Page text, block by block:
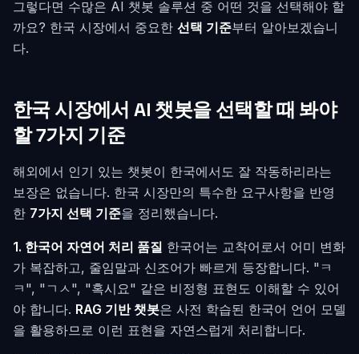
그렇다면 수많은 AI 챗봇 솔루션 중 어떤 것을 선택해야 할
까요? 한국 시장에서 중요한 선택 기준부터 알아보겠습니
다.
한국 시장에서 AI 챗봇을 선택할 때 봐야
할 7가지 기준
해외에서 인기 있는 챗봇이 한국에서도 잘 작동하리라는
보장은 없습니다. 한국 시장만의 특수한 요구사항을 반영
한 7가지 선택 기준을 정리했습니다.
1. 한국어 자연어 처리 품질 한국어는 교착어로서 어미 변화
가 복잡하고, 줄임말과 신조어가 빠르게 등장합니다. "ㅋ
ㅋ", "ㄱㅅ", "혹시요" 같은 비정형 표현도 이해할 수 있어
야 합니다. RAG 기반 챗봇은 사전 학습된 한국어 언어 모델
을 활용하므로 이런 표현을 자연스럽게 처리합니다.